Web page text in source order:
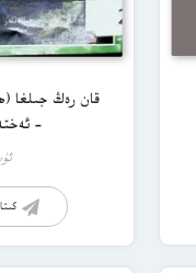
قان رەڭ جىلغا
–